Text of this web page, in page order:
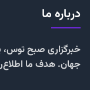
درباره ما
خبرگزاری صبح توس،
جهان. هدف ما